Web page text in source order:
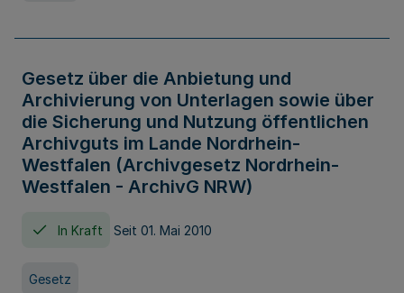
Gesetz über die Anbietung und
Archivierung von Unterlagen sowie über
die Sicherung und Nutzung öffentlichen
Archivguts im Lande Nordrhein-
Westfalen (Archivgesetz Nordrhein-
Westfalen - ArchivG NRW)
In Kraft Seit 01. Mai 2010
Gesetz